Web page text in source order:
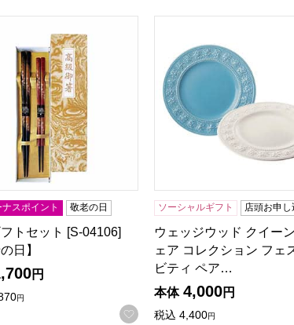
】
に登録する
スポイント 敬老の日
トセット [S-04106]
日】
円
円
お気に入りに登録する
ソーシャルギフト 店頭お申し
ウェッジウッド クイー
ェア コレクション フェ
ビティ ペア…
本体 4,000円
税込 4,400円
できます。